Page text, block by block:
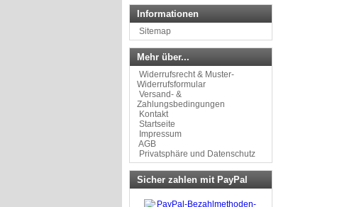
Informationen
Sitemap
Mehr über...
Widerrufsrecht & Muster-
Widerrufsformular
Versand- &
Zahlungsbedingungen
Kontakt
Startseite
Impressum
AGB
Privatsphäre und Datenschutz
Sicher zahlen mit PayPal